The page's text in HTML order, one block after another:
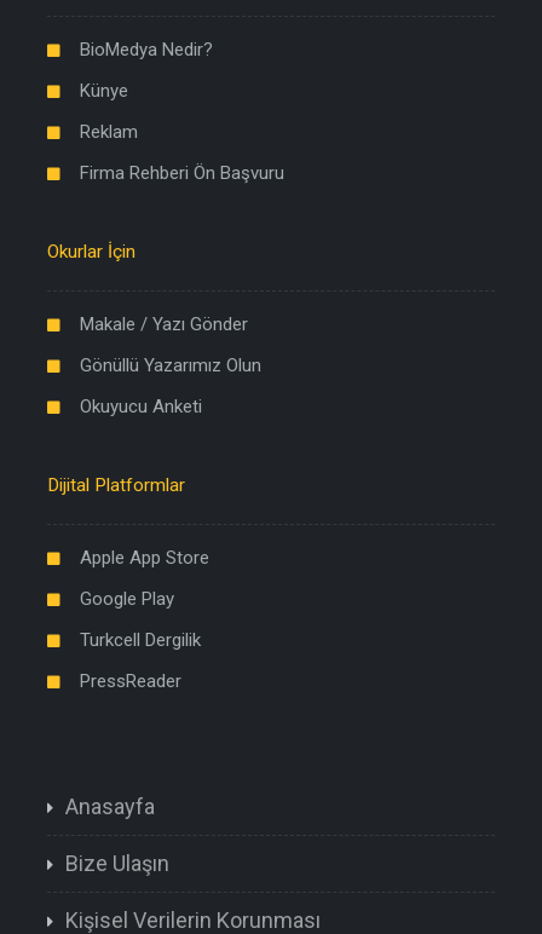
BioMedya Nedir?
Künye
Reklam
Firma Rehberi Ön Başvuru
Okurlar İçin
Makale / Yazı Gönder
Gönüllü Yazarımız Olun
Okuyucu Anketi
Dijital Platformlar
Apple App Store
Google Play
Turkcell Dergilik
PressReader
Anasayfa
Bize Ulaşın
Kişisel Verilerin Korunması